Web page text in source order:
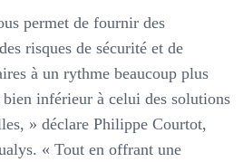
permet de fournir des
risques de sécurité et de
à un rythme beaucoup plus
inférieur à celui des solutions
» déclare Philippe Courtot,
« Tout en offrant une